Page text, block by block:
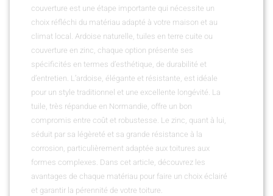
couverture est une étape importante qui nécessite un
choix réfléchi du matériau adapté à votre maison et au
climat local. Ardoise naturelle, tuiles en terre cuite ou
couverture en zinc, chaque option présente ses
spécificités en termes d’esthétique, de durabilité et
d’entretien. L’ardoise, élégante et résistante, est idéale
pour un style traditionnel et une excellente longévité. La
tuile, très répandue en Normandie, offre un bon
compromis entre coût et robustesse. Le zinc, quant à lui,
séduit par sa légèreté et sa grande résistance à la
corrosion, particulièrement adaptée aux toitures aux
formes complexes. Dans cet article, découvrez les
avantages de chaque matériau pour faire un choix éclairé
et garantir la pérennité de votre toiture.